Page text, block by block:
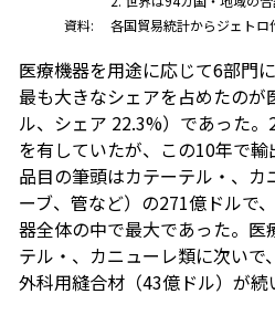
資料:
各国貿易統計からジェトロ
医療機器を用途に応じて6部門
最も大きなシェアを占めたのが
ル、シェア 22.3%）であった
を有していたが、この10年で
品目の筆頭はカテーテル・、カ
ーブ、管など）の271億ドルで
器全体の中で最大であった。医
テル・、カニューレ類に次いで
外科用縫合材（43億ドル）が続